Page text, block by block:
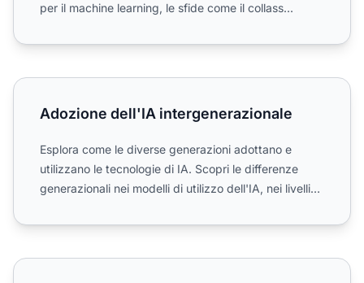
per il machine learning, le sfide come il collass...
Adozione dell'IA intergenerazionale
Adozione dell'IA intergenerazionale
Esplora come le diverse generazioni adottano e
utilizzano le tecnologie di IA. Scopri le differenze
generazionali nei modelli di utilizzo dell'IA, nei livelli
Advocacy del Cliente